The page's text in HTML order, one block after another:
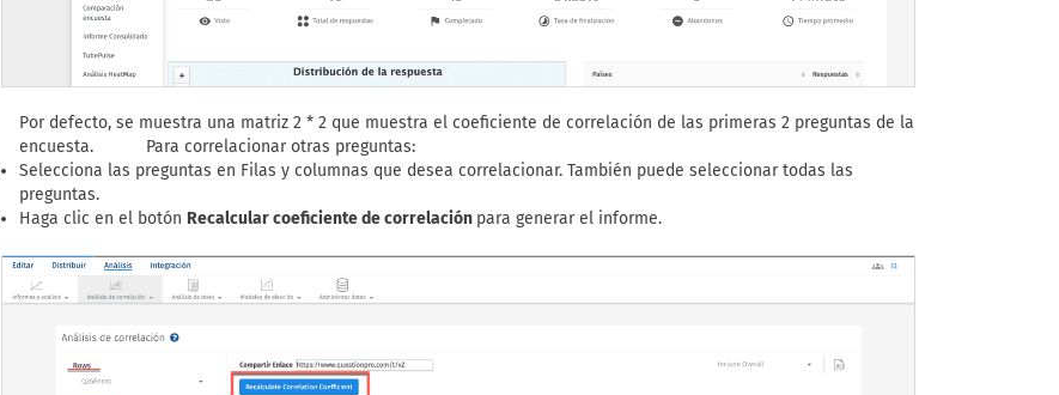
Por defecto, se muestra una matriz 2 * 2 que muestra el coeficiente de correlación de las primeras 2 preguntas de la
encuesta. Para correlacionar otras preguntas:
Selecciona las preguntas en Filas y columnas que desea correlacionar. También puede seleccionar todas las
preguntas.
Haga clic en el botón Recalcular coeficiente de correlación para generar el informe.